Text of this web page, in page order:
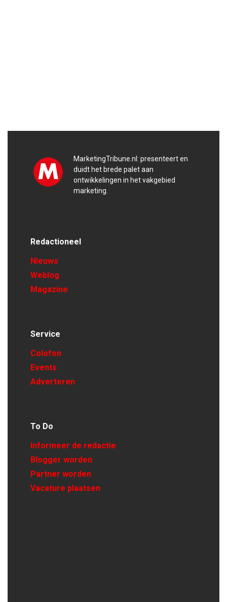
MarketingTribune.nl: presenteert en
duidt het brede palet aan
ontwikkelingen in het vakgebied
marketing.
Redactioneel
Nieuws
Weblog
Magazine
Service
Colofon
Events
Adverteren
To Do
Informeer de redactie
Blogger worden
Partner worden
Vacature plaatsen